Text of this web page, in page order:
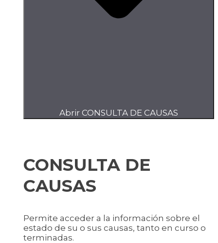
Abrir CONSULTA DE CAUSAS
CONSULTA DE
CAUSAS
Permite acceder a la información sobre el
estado de su o sus causas, tanto en curso o
terminadas.